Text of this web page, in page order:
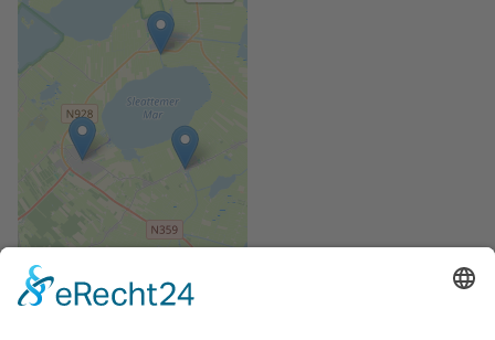
Leaflet| © OpenStreetMapcontributors,